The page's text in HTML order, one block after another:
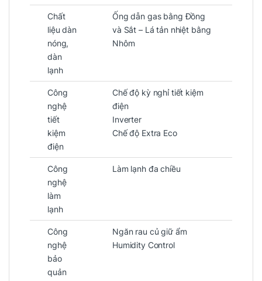
Chất
liệu dàn
nóng,
dàn
lạnh
Ống dẫn gas bằng Đồng
và Sắt – Lá tản nhiệt bằng
Nhôm
Công
nghệ
tiết
kiệm
điện
Chế độ kỳ nghỉ tiết kiệm
điện
Inverter
Chế độ Extra Eco
Công
nghệ
làm
lạnh
Làm lạnh đa chiều
Công
nghệ
bảo
quản
Ngăn rau củ giữ ẩm
Humidity Control